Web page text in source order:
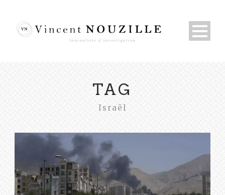
TAG
Israël